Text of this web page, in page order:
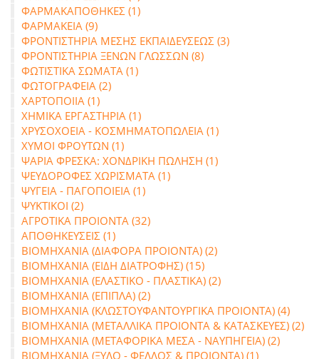
ΦΑΡΜΑΚΑΠΟΘΗΚΕΣ (1)
ΦΑΡΜΑΚΕΙΑ (9)
ΦΡΟΝΤΙΣΤΗΡΙΑ ΜΕΣΗΣ ΕΚΠΑΙΔΕΥΣΕΩΣ (3)
ΦΡΟΝΤΙΣΤΗΡΙΑ ΞΕΝΩΝ ΓΛΩΣΣΩΝ (8)
ΦΩΤΙΣΤΙΚΑ ΣΩΜΑΤΑ (1)
ΦΩΤΟΓΡΑΦΕΙΑ (2)
ΧΑΡΤΟΠΟΙΙΑ (1)
ΧΗΜΙΚΑ ΕΡΓΑΣΤΗΡΙΑ (1)
ΧΡΥΣΟΧΟΕΙΑ - ΚΟΣΜΗΜΑΤΟΠΩΛΕΙΑ (1)
ΧΥΜΟΙ ΦΡΟΥΤΩΝ (1)
ΨΑΡΙΑ ΦΡΕΣΚΑ: ΧΟΝΔΡΙΚΗ ΠΩΛΗΣΗ (1)
ΨΕΥΔΟΡΟΦΕΣ ΧΩΡΙΣΜΑΤΑ (1)
ΨΥΓΕΙΑ - ΠΑΓΟΠΟΙΕΙΑ (1)
ΨΥΚΤΙΚΟΙ (2)
ΑΓΡΟΤΙΚΑ ΠΡΟΙΟΝΤΑ (32)
ΑΠΟΘΗΚΕΥΣΕΙΣ (1)
ΒΙΟΜΗΧΑΝΙΑ (ΔΙΑΦΟΡΑ ΠΡΟΙΟΝΤΑ) (2)
ΒΙΟΜΗΧΑΝΙΑ (ΕΙΔΗ ΔΙΑΤΡΟΦΗΣ) (15)
ΒΙΟΜΗΧΑΝΙΑ (ΕΛΑΣΤΙΚΟ - ΠΛΑΣΤΙΚΑ) (2)
ΒΙΟΜΗΧΑΝΙΑ (ΕΠΙΠΛΑ) (2)
ΒΙΟΜΗΧΑΝΙΑ (ΚΛΩΣΤΟΥΦΑΝΤΟΥΡΓΙΚΑ ΠΡΟΙΟΝΤΑ) (4)
ΒΙΟΜΗΧΑΝΙΑ (ΜΕΤΑΛΛΙΚΑ ΠΡΟΙΟΝΤΑ & ΚΑΤΑΣΚΕΥΕΣ) (2)
ΒΙΟΜΗΧΑΝΙΑ (ΜΕΤΑΦΟΡΙΚΑ ΜΕΣΑ - ΝΑΥΠΗΓΕΙΑ) (2)
ΒΙΟΜΗΧΑΝΙΑ (ΞΥΛΟ - ΦΕΛΛΟΣ & ΠΡΟΙΟΝΤΑ) (1)